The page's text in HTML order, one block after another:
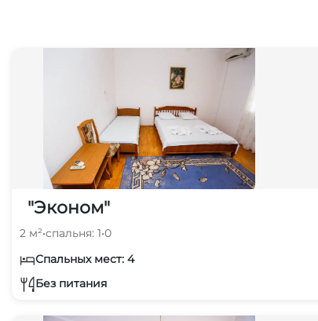
"Эконом"
2 м²•спальня: 1•0
Спальных мест: 4
Без питания